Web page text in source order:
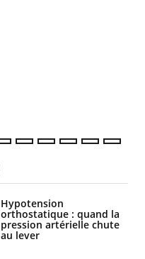
Hypotension
orthostatique : quand la
pression artérielle chute
au lever